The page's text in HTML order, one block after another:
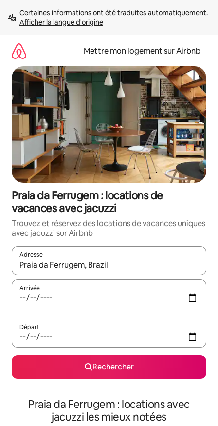
directement
Afficher la langue d'origine
Mettre mon logement sur Airbnb
Praia da Ferrugem : locations de
vacances avec jacuzzi
Trouvez et réservez des locations de vacances uniques
avec jacuzzi sur Airbnb
Adresse
Lorsque les résultats s'affichent, utilisez les flèches vers le
Arrivée
Départ
Rechercher
Praia da Ferrugem : locations avec
jacuzzi les mieux notées